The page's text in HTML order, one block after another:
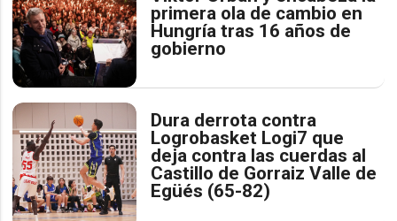
primera ola de cambio en
Hungría tras 16 años de
gobierno
Dura derrota contra
Logrobasket Logi7 que
deja contra las cuerdas al
Castillo de Gorraiz Valle de
Egüés (65-82)